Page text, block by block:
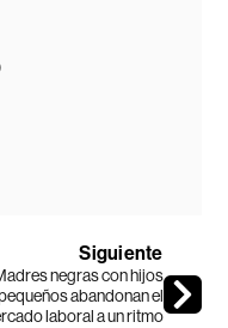
Siguiente
negras con hijos
abandonan el
laboral a un ritmo